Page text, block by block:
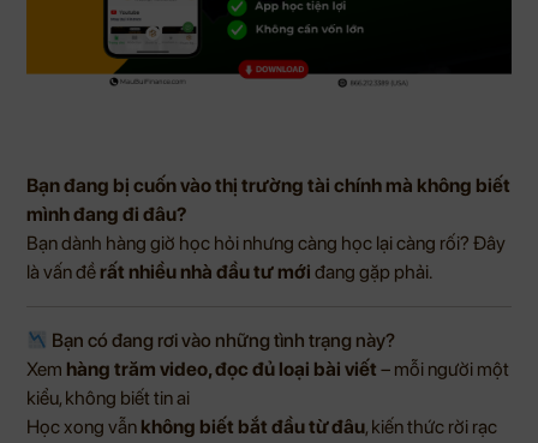
Bạn đang bị cuốn vào thị trường tài chính mà không biết
mình đang đi đâu?
Bạn dành hàng giờ học hỏi nhưng càng học lại càng rối? Đây
là vấn đề rất nhiều nhà đầu tư mới đang gặp phải.
Bạn có đang rơi vào những tình trạng này?
Xem hàng trăm video, đọc đủ loại bài viết – mỗi người một
kiểu, không biết tin ai
Học xong vẫn không biết bắt đầu từ đâu, kiến thức rời rạc